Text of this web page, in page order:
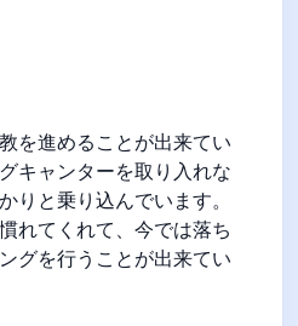
を進めることが出来てい
キャンターを取り入れな
りと乗り込んでいます。
れてくれて、今では落ち
グを行うことが出来てい